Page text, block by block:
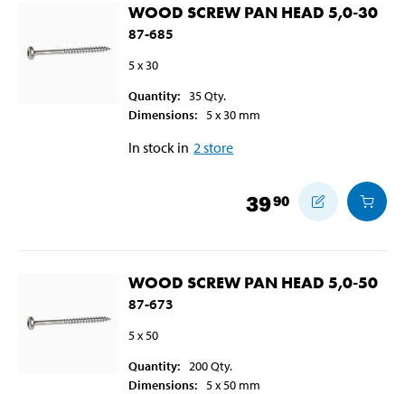
WOOD SCREW PAN HEAD 5,0-30
87-685
5 x 30
Quantity: 35Qty.
Dimensions: 5 x 30 mm
In stock in 2 store
3990
WOOD SCREW PAN HEAD 5,0-50
87-673
5 x 50
Quantity: 200Qty.
Dimensions: 5 x 50 mm